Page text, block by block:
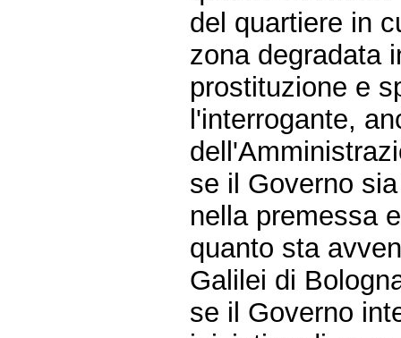
del quartiere in
zona degradata
prostituzione e
l'interrogante,
se il Governo
nella premessa
quanto sta
Galilei di
se il Governo